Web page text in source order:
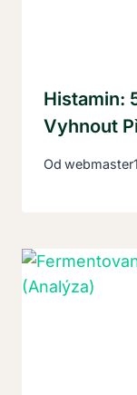
Histamin:
Vyhnout
Od webmaster1